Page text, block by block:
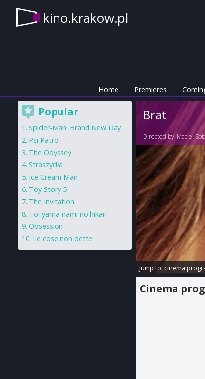
kino.krakow.pl
Home Premieres
Brat
Directed by: Maciej
Jump to: cinema
Cinema
Popular
Spider-Man: Brand New Day
Psi Patrol
The Odyssey
Straszydła
Ice Cream Man
Toy Story 5
The Invitation
Toi yama-nami no hikari
Obsession
Le cose non dette